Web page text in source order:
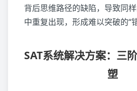
背后思维路径的缺陷，导致同
中重复出现，形成难以突破的“
SAT系统解决方案：三
塑